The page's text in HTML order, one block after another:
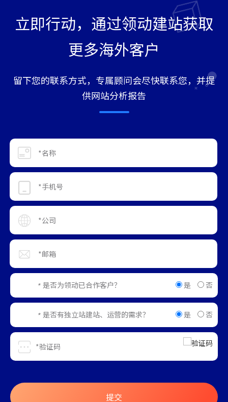
立即行动，通过领动建站获取
更多海外客户
留下您的联系方式，专属顾问会尽快联系您，并提
供网站分析报告
* 是否为领动已合作客户？ 是 否
* 是否有独立站建站、运营的需求？ 是 否
提交